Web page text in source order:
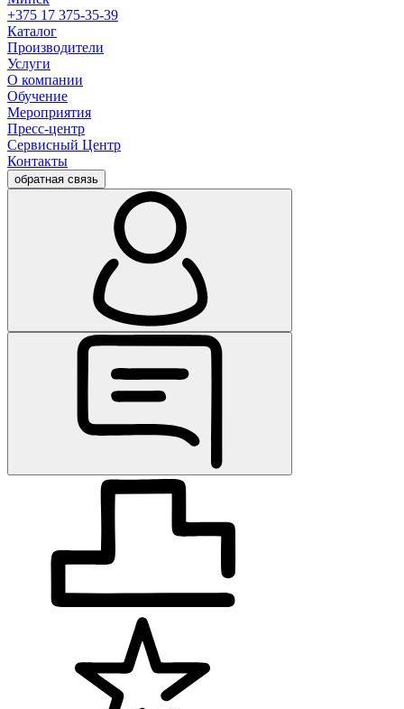
+375 17 375-35-39
Каталог
Производители
Услуги
О компании
Обучение
Мероприятия
Пресс-центр
Сервисный Центр
Контакты
обратная связь